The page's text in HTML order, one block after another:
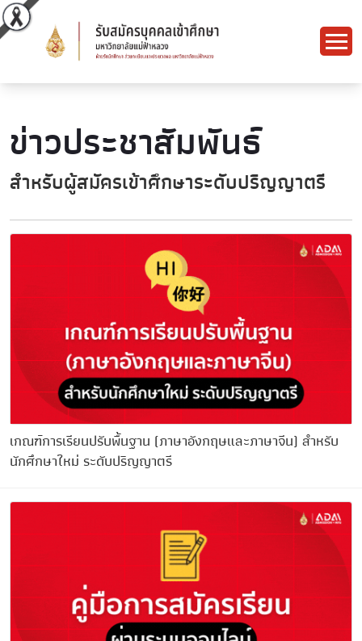
ข่าวประชาสัมพันธ์
สำหรับผู้สมัครเข้าศึกษาระดับปริญญาตรี
เกณฑ์การเรียนปรับพื้นฐาน (ภาษาอังกฤษและภาษาจีน) สำหรับ
นักศึกษาใหม่ ระดับปริญญาตรี